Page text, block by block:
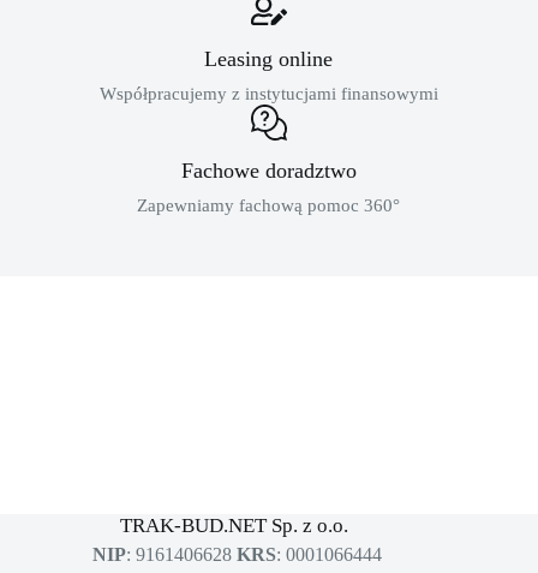
Leasing online
Współpracujemy z instytucjami finansowymi
Fachowe doradztwo
Zapewniamy fachową pomoc 360°
TRAK-BUD.NET Sp. z o.o.
NIP: 9161406628 KRS: 0001066444